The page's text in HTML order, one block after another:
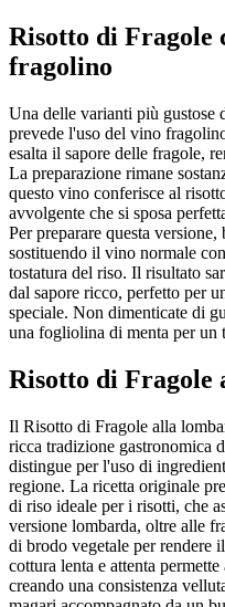
Risotto di Fragole
fragolino
Una delle varianti più gustose
prevede l'uso del vino
esalta il sapore delle fragole,
La preparazione rimane
questo vino conferisce al
avvolgente che si sposa
Per preparare questa versione,
sostituendo il vino normale
tostatura del riso. Il risultato
dal sapore ricco, perfetto per
speciale. Non dimenticate di
una fogliolina di menta per un
Risotto di Fragole
Il Risotto di Fragole alla
ricca tradizione gastronomica
distingue per l'uso di
regione. La ricetta originale
di riso ideale per i risotti, che
versione lombarda, oltre alle
di brodo vegetale per rendere
cottura lenta e attenta
creando una consistenza